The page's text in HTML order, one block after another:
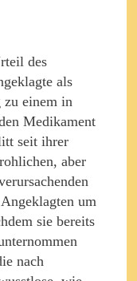
des
als
zu einem in
Medikament
seit ihrer
aber
um
sie bereits
nach